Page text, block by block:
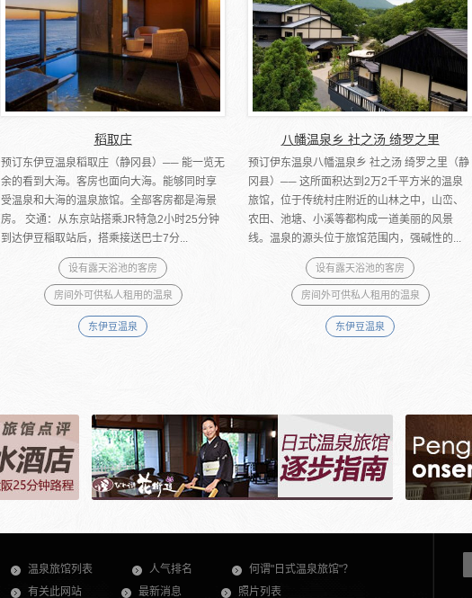
稻取庄
预订东伊豆温泉稻取庄（静冈县）── 能一览无
余的看到大海。客房也面向大海。能够同时享
受温泉和大海的温泉旅馆。全部客房都是海景
房。 交通：从东京站搭乘JR特急2小时25分钟
到达伊豆稲取站后，搭乘接送巴士7分...
设有露天浴池的客房
房间外可供私人租用的温泉
东伊豆温泉
八幡温泉乡 社之汤 绮罗之里
预订伊东温泉八幡温泉乡 社之汤 绮罗之里（静
冈县）── 这所面积达到2万2千平方米的温泉
旅馆，位于传统村庄附近的山林之中，山峦、
农田、池塘、小溪等都构成一道美丽的风景
线。温泉的源头位于旅馆范围内，强碱性的...
设有露天浴池的客房
房间外可供私人租用的温泉
东伊豆温泉
温泉旅馆列表 人气排名
何谓"日式温泉旅馆"？
有关此网站
最新消息 照片列表